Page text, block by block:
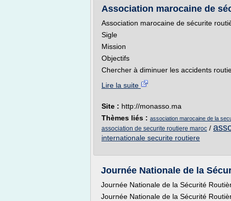
Association marocaine de
Association marocaine de sécurite
Sigle
Mission
Objectifs
Chercher à diminuer les accidents
Lire la suite
Site : http://monasso.ma
Thèmes liés : association marocaine de la
association de securite routiere maroc /
internationale securite routiere
Journée Nationale de la
Journée Nationale de la Sécurité
Journée Nationale de la Sécurité